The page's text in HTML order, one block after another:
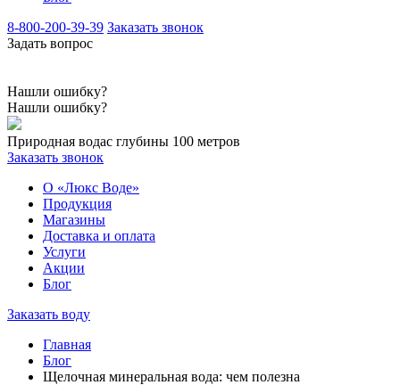
8-800-200-39-39 Заказать звонок
Задать вопрос
Нашли ошибку?
Нашли ошибку?
Природная водас глубины 100 метров
Заказать звонок
О «Люкс Воде»
Продукция
Магазины
Доставка и оплата
Услуги
Акции
Блог
Заказать воду
Главная
Блог
Щелочная минеральная вода: чем полезна